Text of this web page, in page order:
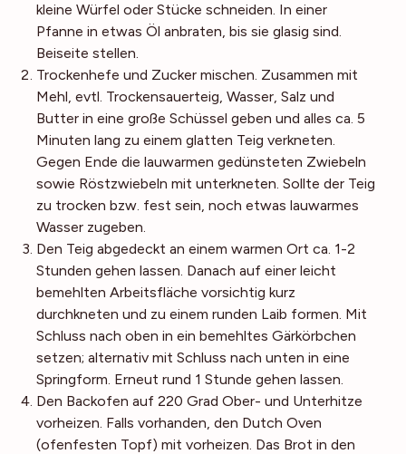
kleine Würfel oder Stücke schneiden. In einer
Pfanne in etwas Öl anbraten, bis sie glasig sind.
Beiseite stellen.
Trockenhefe und Zucker mischen. Zusammen mit
Mehl, evtl. Trockensauerteig, Wasser, Salz und
Butter in eine große Schüssel geben und alles ca. 5
Minuten lang zu einem glatten Teig verkneten.
Gegen Ende die lauwarmen gedünsteten Zwiebeln
sowie Röstzwiebeln mit unterkneten. Sollte der Teig
zu trocken bzw. fest sein, noch etwas lauwarmes
Wasser zugeben.
Den Teig abgedeckt an einem warmen Ort ca. 1-2
Stunden gehen lassen. Danach auf einer leicht
bemehlten Arbeitsfläche vorsichtig kurz
durchkneten und zu einem runden Laib formen. Mit
Schluss nach oben in ein bemehltes Gärkörbchen
setzen; alternativ mit Schluss nach unten in eine
Springform. Erneut rund 1 Stunde gehen lassen.
Den Backofen auf 220 Grad Ober- und Unterhitze
vorheizen. Falls vorhanden, den Dutch Oven
(ofenfesten Topf) mit vorheizen. Das Brot in den